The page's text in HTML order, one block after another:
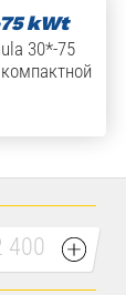
kWt
30*-75